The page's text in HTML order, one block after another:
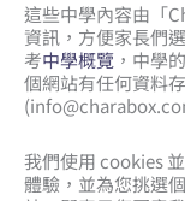
這些中學內容由「
資訊，方便家長們
考中學概覽 ，中學
個網站有任何資料
(
我們使用 cookies
體驗，並為您挑選